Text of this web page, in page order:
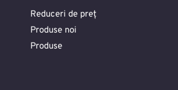
Reduceri de preț
Produse noi
Produse